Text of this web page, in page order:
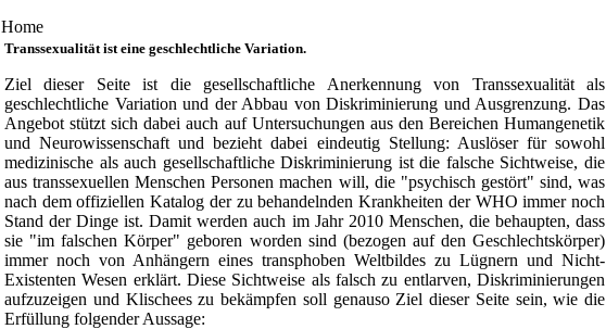
Home
Transsexualität ist eine geschlechtliche Variation.
Ziel dieser Seite ist die gesellschaftliche Anerkennung von Transsexualität als
geschlechtliche Variation und der Abbau von Diskriminierung und Ausgrenzung. Das
Angebot stützt sich dabei auch auf Untersuchungen aus den Bereichen Humangenetik
und Neurowissenschaft und bezieht dabei eindeutig Stellung: Auslöser für sowohl
medizinische als auch gesellschaftliche Diskriminierung ist die falsche Sichtweise, die
aus transsexuellen Menschen Personen machen will, die "psychisch gestört" sind, was
nach dem offiziellen Katalog der zu behandelnden Krankheiten der WHO immer noch
Stand der Dinge ist. Damit werden auch im Jahr 2010 Menschen, die behaupten, dass
sie "im falschen Körper" geboren worden sind (bezogen auf den Geschlechtskörper)
immer noch von Anhängern eines transphoben Weltbildes zu Lügnern und Nicht-
Existenten Wesen erklärt. Diese Sichtweise als falsch zu entlarven, Diskriminierungen
aufzuzeigen und Klischees zu bekämpfen soll genauso Ziel dieser Seite sein, wie die
Erfüllung folgender Aussage: